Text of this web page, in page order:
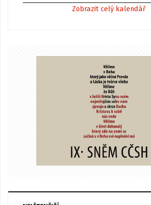
Zobrazit celý kalendář